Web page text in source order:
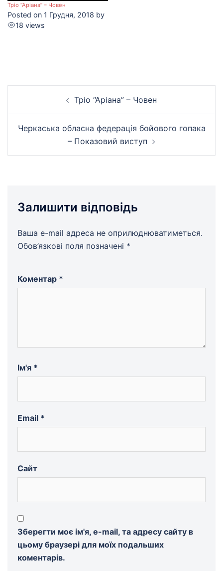
Тріо “Аріана” – Човен
Posted on 1 Грудня, 2018 by
18 views
запису
Тріо “Аріана” – Човен
Черкаська обласна федерація бойового гопака
– Показовий виступ
Залишити відповідь
Ваша e-mail адреса не оприлюднюватиметься.
Обов’язкові поля позначені *
Коментар *
Ім'я *
Email *
Сайт
Зберегти моє ім'я, e-mail, та адресу сайту в
цьому браузері для моїх подальших
коментарів.